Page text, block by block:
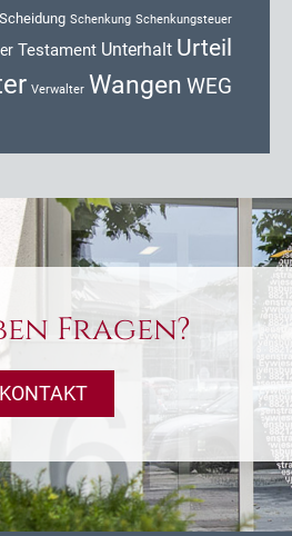
Scheidung Schenkung Schenkungsteuer
Testament Unterhalt Urteil
Verwalter Wangen WEG
Fragen?
KONTAKT